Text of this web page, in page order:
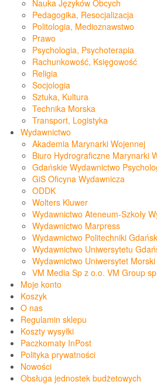
Nauka Języków Obcych
Pedagogika, Resocjalizacja
Politologia, Medioznawstwo
Prawo
Psychologia, Psychoterapia
Rachunkowość, Księgowość
Religia
Socjologia
Sztuka, Kultura
Technika Morska
Transport, Logistyka
Wydawnictwo
Akademia Marynarki Wojennej
Biuro Hydrograficzne Marynarki
Gdańskie Wydawnictwo
GiS Oficyna Wydawnicza
ODDK
Wolters Kluwer
Wydawnictwo Ateneum-Szkoły
Wydawnictwo Marpress
Wydawnictwo Politechniki
Wydawnictwo Uniwersytetu
Wydawnictwo Uniwersytet
VM Media Sp z o.o. VM Group
Moje konto
Koszyk
O nas
Regulamin sklepu
Koszty wysyłki
Paczkomaty InPost
Polityka prywatności
Nowości
Obsługa jednostek budżetowych